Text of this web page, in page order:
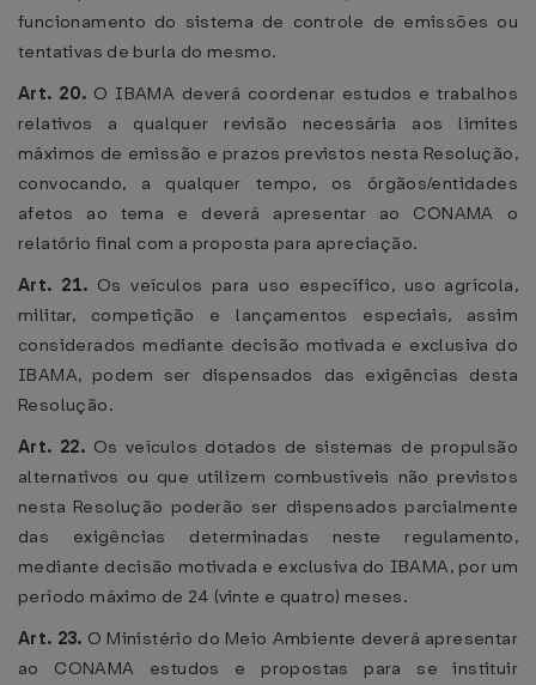
funcionamento do sistema de controle de emissões ou
tentativas de burla do mesmo.
Art. 20. O IBAMA deverá coordenar estudos e trabalhos
relativos a qualquer revisão necessária aos limites
máximos de emissão e prazos previstos nesta Resolução,
convocando, a qualquer tempo, os órgãos/entidades
afetos ao tema e deverá apresentar ao CONAMA o
relatório final com a proposta para apreciação.
Art. 21. Os veículos para uso específico, uso agrícola,
militar, competição e lançamentos especiais, assim
considerados mediante decisão motivada e exclusiva do
IBAMA, podem ser dispensados das exigências desta
Resolução.
Art. 22. Os veículos dotados de sistemas de propulsão
alternativos ou que utilizem combustíveis não previstos
nesta Resolução poderão ser dispensados parcialmente
das exigências determinadas neste regulamento,
mediante decisão motivada e exclusiva do IBAMA, por um
período máximo de 24 (vinte e quatro) meses.
Art. 23. O Ministério do Meio Ambiente deverá apresentar
ao CONAMA estudos e propostas para se instituir